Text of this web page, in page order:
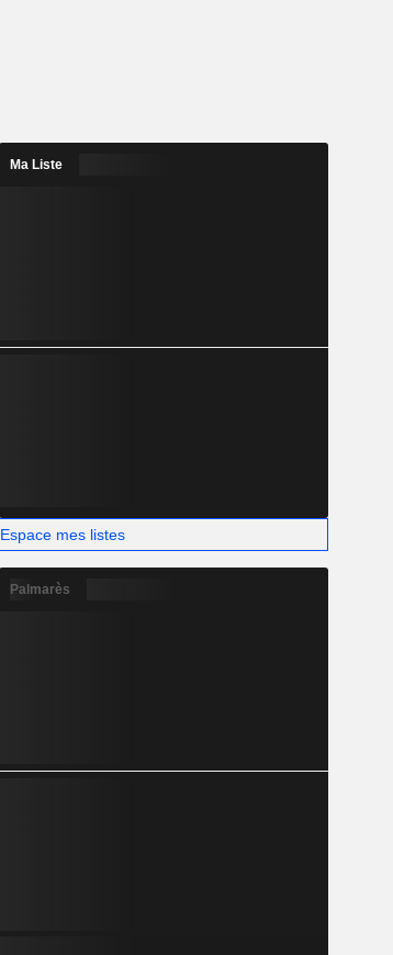
Ma Liste
Espace mes listes
Palmarès